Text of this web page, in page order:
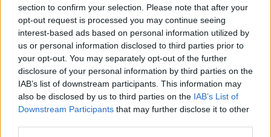
section to confirm your selection. Please note that after your
opt-out request is processed you may continue seeing
interest-based ads based on personal information utilized by
us or personal information disclosed to third parties prior to
your opt-out. You may separately opt-out of the further
disclosure of your personal information by third parties on the
IAB’s list of downstream participants. This information may
also be disclosed by us to third parties on the IAB’s List of
Downstream Participants that may further disclose it to other
Continua a leggere